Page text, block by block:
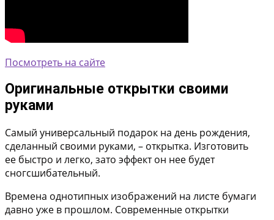
Посмотреть на сайте
Оригинальные открытки своими
руками
Самый универсальный подарок на день рождения,
сделанный своими руками, – открытка. Изготовить
ее быстро и легко, зато эффект он нее будет
сногсшибательный.
Времена однотипных изображений на листе бумаги
давно уже в прошлом. Современные открытки